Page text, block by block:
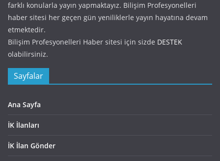
farklı konularla yayın yapmaktayız. Bilişim Profesyonelleri
haber sitesi her geçen gün yeniliklerle yayın hayatına devam
etmektedir.
Bilişim Profesyonelleri Haber sitesi için sizde DESTEK
olabilirsiniz.
Sayfalar
Ana Sayfa
İK İlanları
İK İlan Gönder